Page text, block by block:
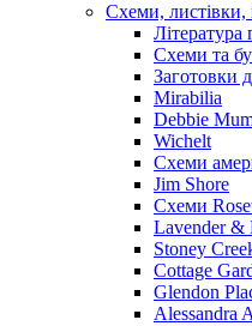
Схеми,
Схеми та
Заготовки
Mirabilia
Debbie
Wichelt
Схеми
Jim Shore
Cхеми
Lavender &
Stoney
Cottage
Glendon
Alessandra